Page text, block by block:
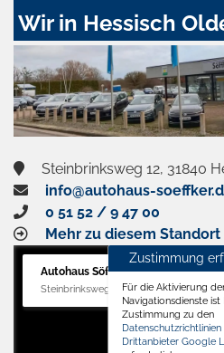
Wir in Hessisch
Steinbrinksweg 12, 31840
info@autohaus-
0 51 52 / 9 47 00
Mehr zu diesem Standort
Autohaus Söffker GmbH
Steinbrinksweg 12, 31840 Hessisch
Zustimmung
Für die Aktivierung
Navigationsdienste ist
Zustimmung zu den
Drittanbieter Google